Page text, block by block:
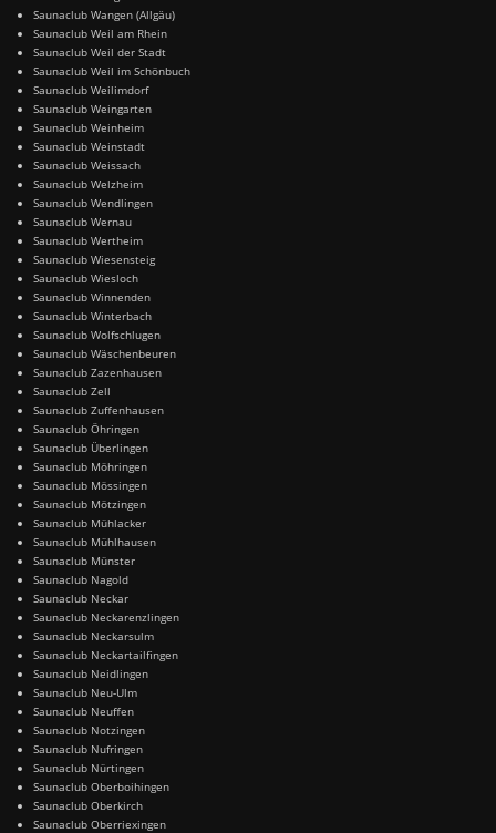
Saunaclub Wangen (Allgäu)
Saunaclub Weil am Rhein
Saunaclub Weil der Stadt
Saunaclub Weil im Schönbuch
Saunaclub Weilimdorf
Saunaclub Weingarten
Saunaclub Weinheim
Saunaclub Weinstadt
Saunaclub Weissach
Saunaclub Welzheim
Saunaclub Wendlingen
Saunaclub Wernau
Saunaclub Wertheim
Saunaclub Wiesensteig
Saunaclub Wiesloch
Saunaclub Winnenden
Saunaclub Winterbach
Saunaclub Wolfschlugen
Saunaclub Wäschenbeuren
Saunaclub Zazenhausen
Saunaclub Zell
Saunaclub Zuffenhausen
Saunaclub Öhringen
Saunaclub Überlingen
Saunaclub Möhringen
Saunaclub Mössingen
Saunaclub Mötzingen
Saunaclub Mühlacker
Saunaclub Mühlhausen
Saunaclub Münster
Saunaclub Nagold
Saunaclub Neckar
Saunaclub Neckarenzlingen
Saunaclub Neckarsulm
Saunaclub Neckartailfingen
Saunaclub Neidlingen
Saunaclub Neu-Ulm
Saunaclub Neuffen
Saunaclub Notzingen
Saunaclub Nufringen
Saunaclub Nürtingen
Saunaclub Oberboihingen
Saunaclub Oberkirch
Saunaclub Oberriexingen